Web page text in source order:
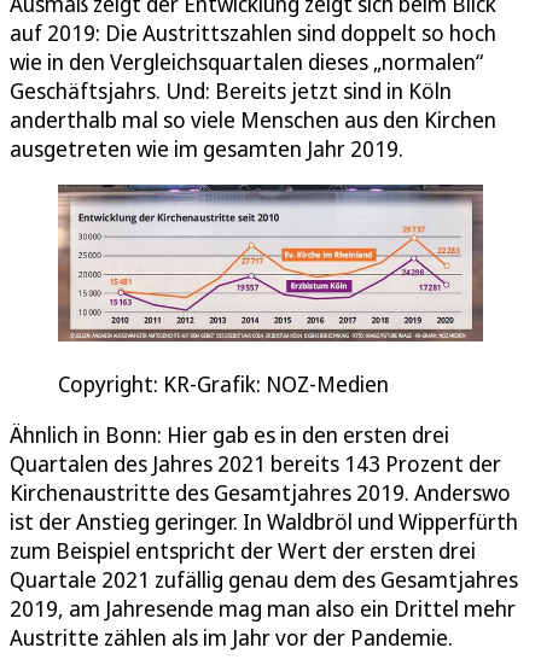
auf 2019: Die Austrittszahlen sind doppelt so hoch
wie in den Vergleichsquartalen dieses „normalen“
Geschäftsjahrs. Und: Bereits jetzt sind in Köln
anderthalb mal so viele Menschen aus den Kirchen
ausgetreten wie im gesamten Jahr 2019.
Copyright: KR-Grafik: NOZ-Medien
Ähnlich in Bonn: Hier gab es in den ersten drei
Quartalen des Jahres 2021 bereits 143 Prozent der
Kirchenaustritte des Gesamtjahres 2019. Anderswo
ist der Anstieg geringer. In Waldbröl und Wipperfürth
zum Beispiel entspricht der Wert der ersten drei
Quartale 2021 zufällig genau dem des Gesamtjahres
2019, am Jahresende mag man also ein Drittel mehr
Austritte zählen als im Jahr vor der Pandemie.